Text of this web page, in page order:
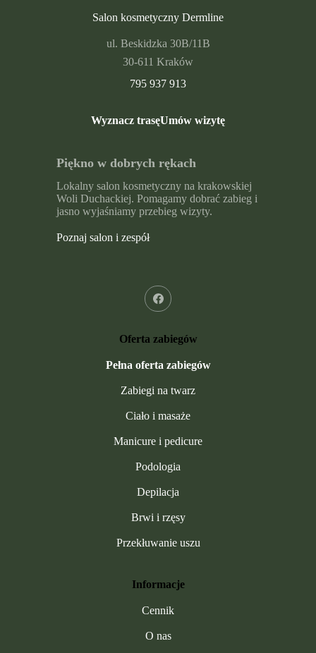
Salon kosmetyczny Dermline
ul. Beskidzka 30B/11B
30-611 Kraków
795 937 913
Wyznacz trasęUmów wizytę
Piękno w dobrych rękach
Lokalny salon kosmetyczny na krakowskiej
Woli Duchackiej. Pomagamy dobrać zabieg i
jasno wyjaśniamy przebieg wizyty.
Poznaj salon i zespół
LinkiOferta zabiegów
Pełna oferta zabiegów
Zabiegi na twarz
Ciało i masaże
Manicure i pedicure
Podologia
Depilacja
Brwi i rzęsy
Przekłuwanie uszu
Informacje
Cennik
O nas